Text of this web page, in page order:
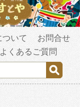
ついて
お問合せ
よくあるご質問